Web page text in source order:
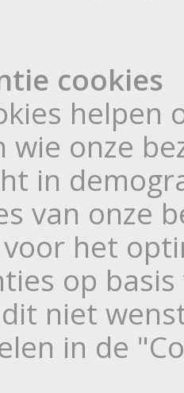
cookies
helpen
wie onze
in
van onze
het
op
niet
in de